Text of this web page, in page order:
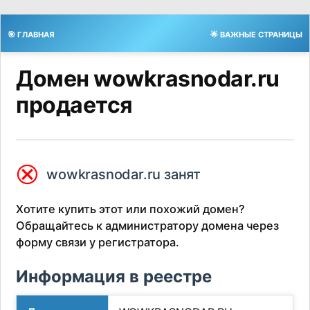
🎯 ГЛАВНАЯ 🌟 ВАЖНЫЕ СТРАНИЦЫ
Домен wowkrasnodar.ru
продается
⮿ wowkrasnodar.ru занят
Хотите купить этот или похожий домен?
Обращайтесь к администратору домена через
форму связи у регистратора.
Информация в реестре